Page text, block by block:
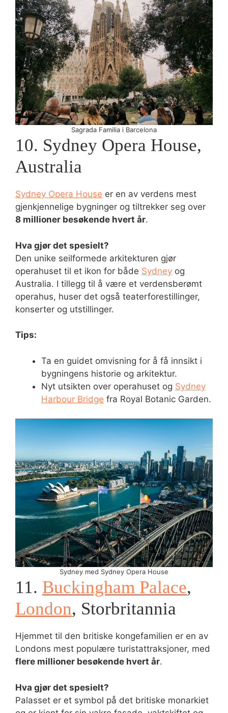
Sagrada Familia i Barcelona
10. Sydney Opera House,
Australia
Sydney Opera House er en av verdens mest
gjenkjennelige bygninger og tiltrekker seg over
8 millioner besøkende hvert år.
Hva gjør det spesielt?
Den unike seilformede arkitekturen gjør
operahuset til et ikon for både Sydney og
Australia. I tillegg til å være et verdensberømt
operahus, huser det også teaterforestillinger,
konserter og utstillinger.
Tips:
Ta en guidet omvisning for å få innsikt i
bygningens historie og arkitektur.
Nyt utsikten over operahuset og Sydney
Harbour Bridge fra Royal Botanic Garden.
Sydney med Sydney Opera House
11. Buckingham Palace,
London, Storbritannia
Hjemmet til den britiske kongefamilien er en av
Londons mest populære turistattraksjoner, med
flere millioner besøkende hvert år.
Hva gjør det spesielt?
Palasset er et symbol på det britiske monarkiet